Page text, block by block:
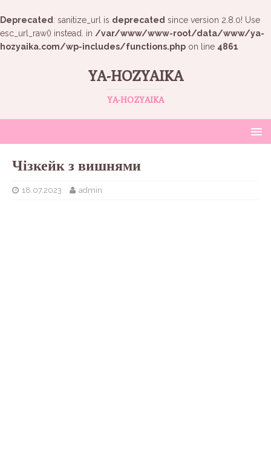
Deprecated : sanitize_url is deprecated since version 2.8.0! Use
esc_url_raw() instead. in /var/www/www-root/data/www/ya-
hozyaika.com/wp-includes/functions.php on line 4861
YA-HOZYAIKA
YA-HOZYAIKA
Чізкейк з вишнями
18.07.2023 admin